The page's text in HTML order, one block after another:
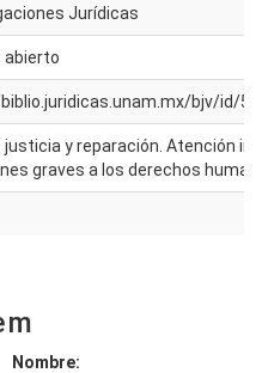
Jurídicas
abierto
bjv/id/
justicia y reparación. Atención
graves a los derechos
Nombre: